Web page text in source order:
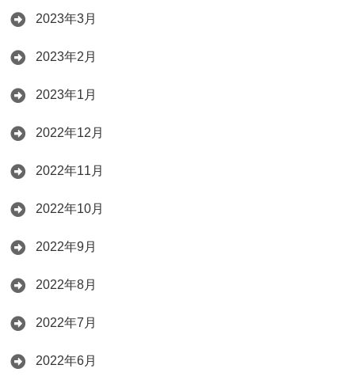
2023年3月
2023年2月
2023年1月
2022年12月
2022年11月
2022年10月
2022年9月
2022年8月
2022年7月
2022年6月